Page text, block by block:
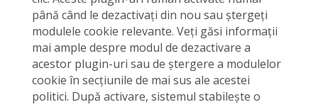
până când le dezactivați din nou sau ștergeți
modulele cookie relevante. Veți găsi informații
mai ample despre modul de dezactivare a
acestor plugin-uri sau de ștergere a modulelor
cookie în secțiunile de mai sus ale acestei
politici. După activare, sistemul stabilește o